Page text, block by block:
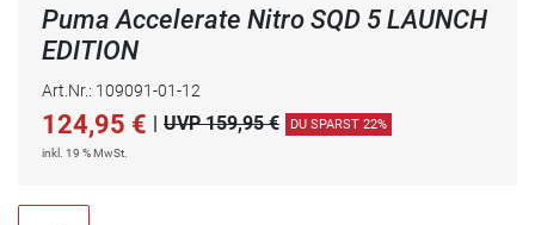
Puma Accelerate Nitro SQD 5 LAUNCH
EDITION
Art.Nr.: 109091-01-12
124,95 € UVP 159,95 € DU SPARST 22%
inkl. 19 % MwSt.